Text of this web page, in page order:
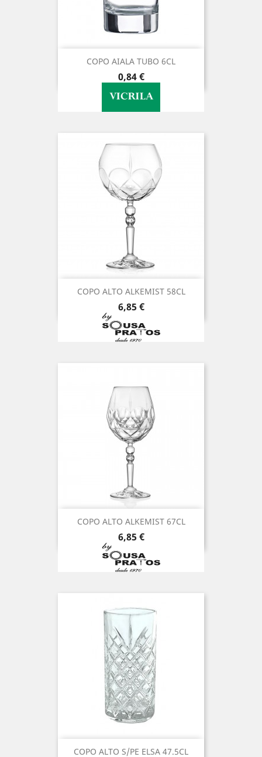
COPO AIALA TUBO 6CL
Preço
0,84 €
COPO ALTO ALKEMIST 58CL
Preço
6,85 €
COPO ALTO ALKEMIST 67CL
Preço
6,85 €
COPO ALTO S/PE ELSA 47.5CL